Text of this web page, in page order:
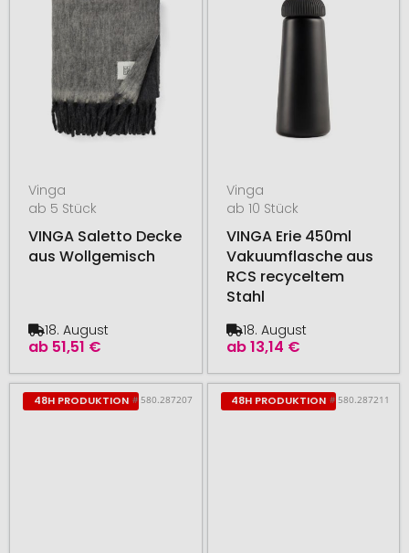
Vinga
ab 5 Stück
VINGA Saletto Decke
aus Wollgemisch
ab 51,51 €
18. August
Vinga
ab 10 Stück
VINGA Erie 450ml
Vakuumflasche aus
RCS recyceltem
Stahl
ab13,14 €
18. August
48H PRODUKTION # 580.287207 48H PRODUKTION # 580.287211